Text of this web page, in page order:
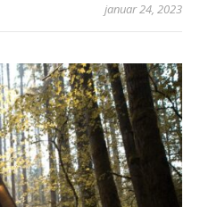
januar 24, 2023